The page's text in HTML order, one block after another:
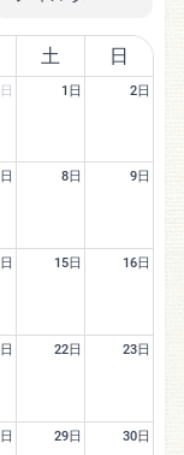
土 日
1日 2日
8日 9日
15日 16日
22日 23日
29日 30日